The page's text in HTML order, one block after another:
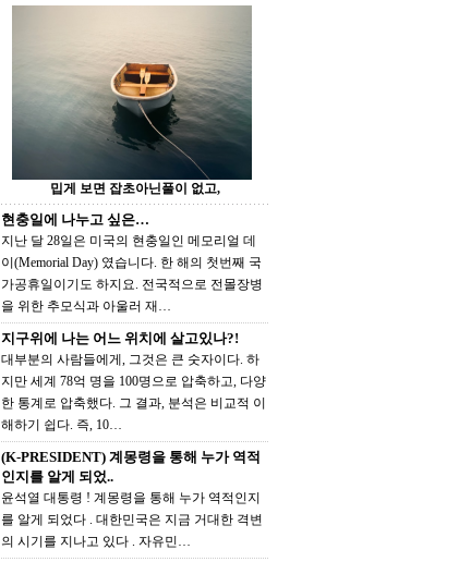
밉게 보면 잡초아닌풀이 없고,
현충일에 나누고 싶은…
지난 달 28일은 미국의 현충일인 메모리얼 데
이(Memorial Day) 였습니다. 한 해의 첫번째 국
가공휴일이기도 하지요. 전국적으로 전몰장병
을 위한 추모식과 아울러 재…
지구위에 나는 어느 위치에 살고있나?!
대부분의 사람들에게, 그것은 큰 숫자이다. 하
지만 세계 78억 명을 100명으로 압축하고, 다양
한 통계로 압축했다. 그 결과, 분석은 비교적 이
해하기 쉽다. 즉, 10…
(K-PRESIDENT) 계몽령을 통해 누가 역적
인지를 알게 되었..
윤석열 대통령 ! 계몽령을 통해 누가 역적인지
를 알게 되었다 . 대한민국은 지금 거대한 격변
의 시기를 지나고 있다 . 자유민…